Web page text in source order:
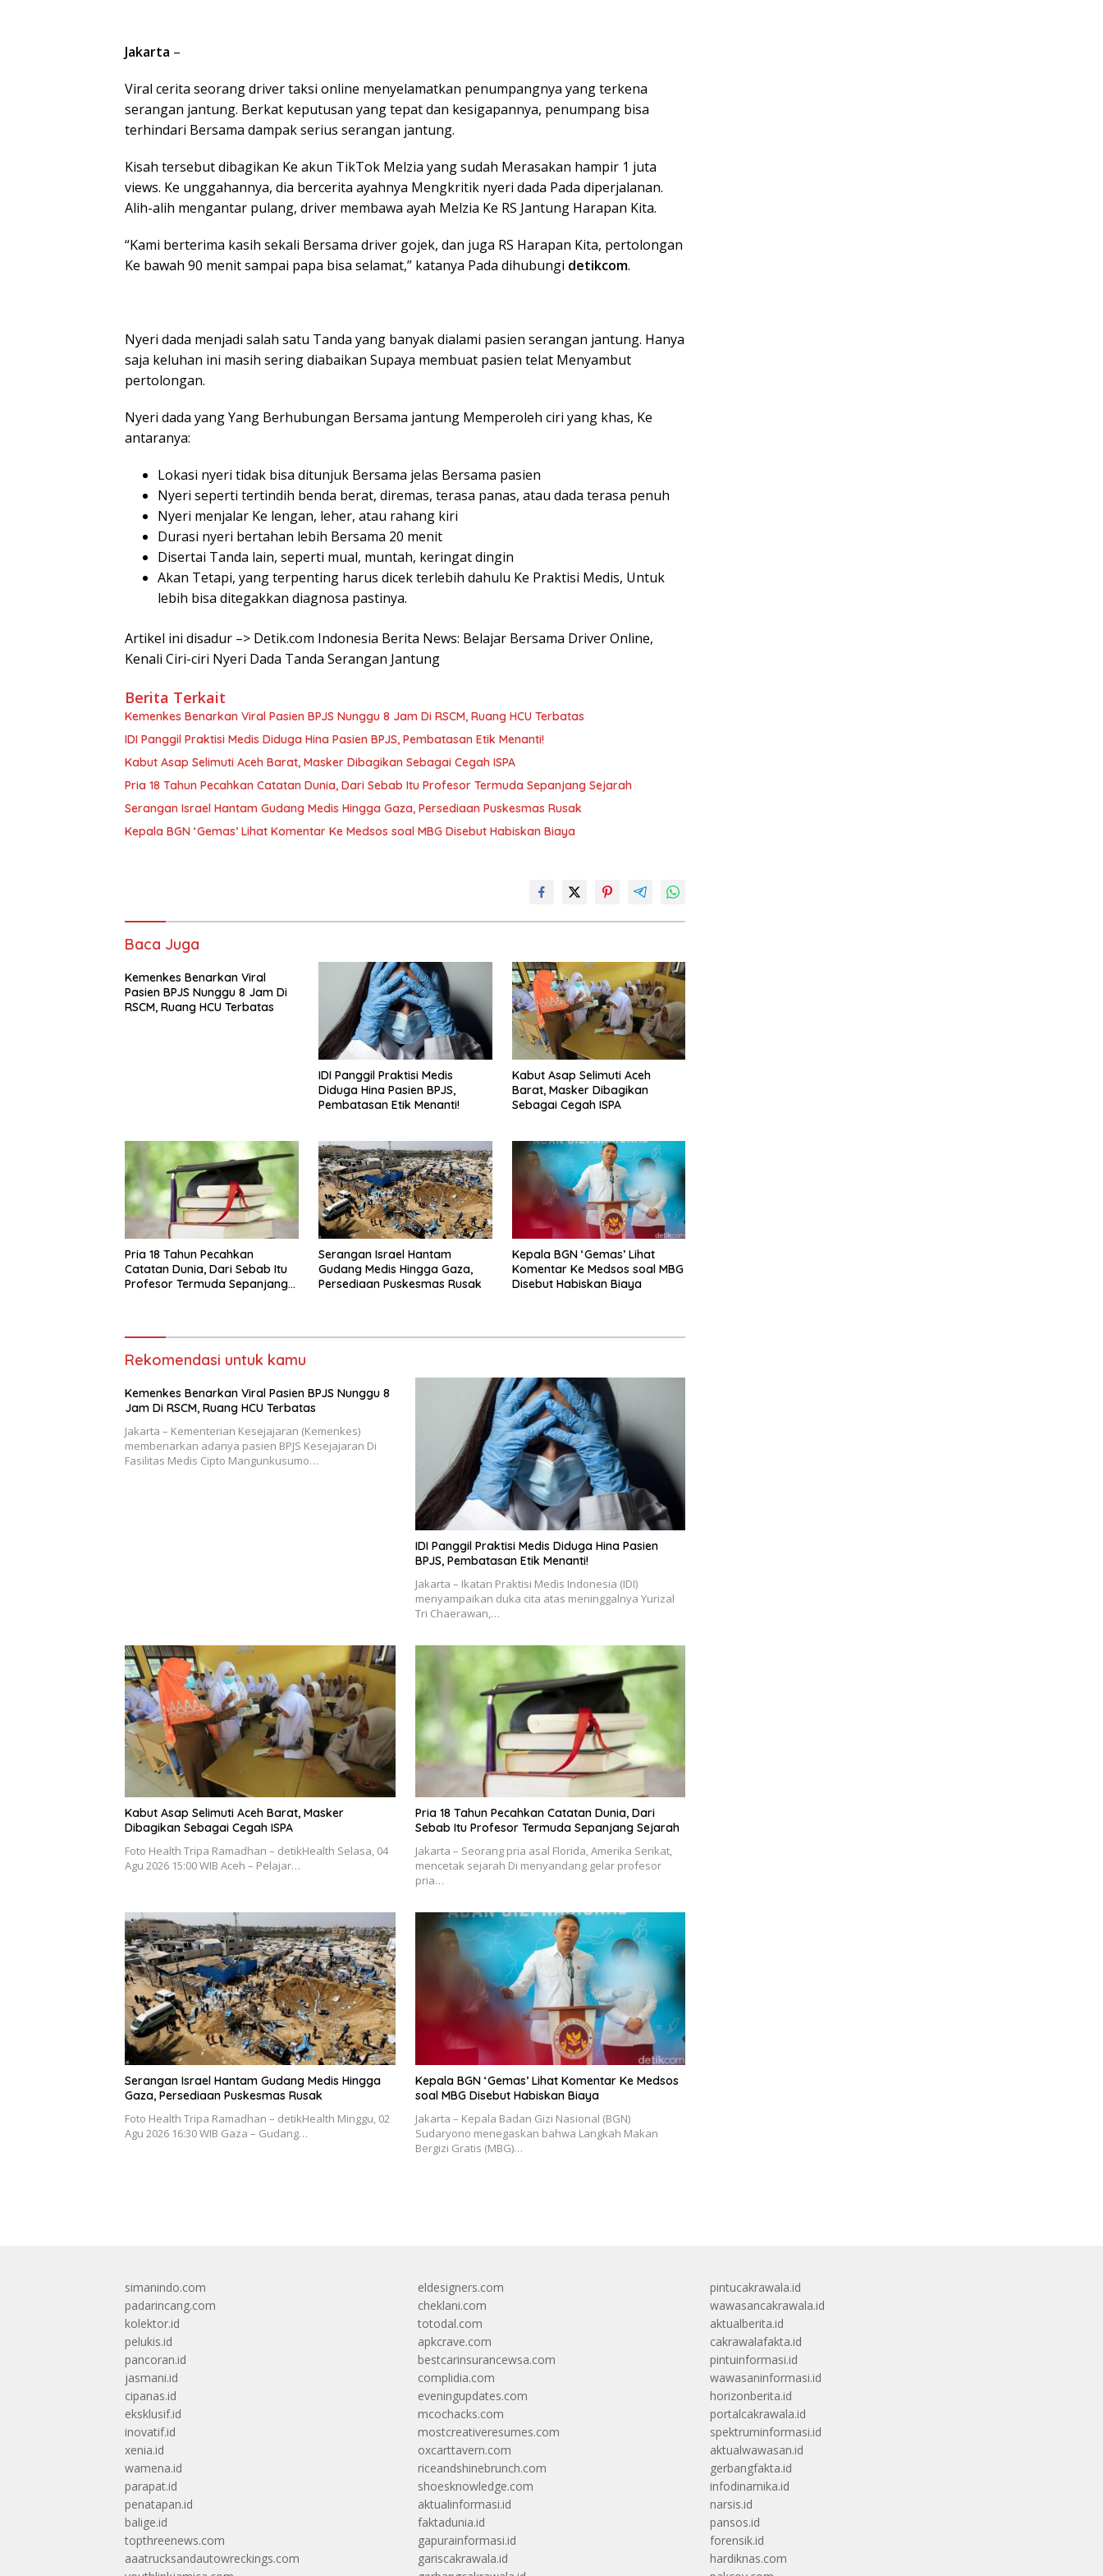
Jakarta –
Viral cerita seorang driver taksi online menyelamatkan penumpangnya yang terkena
serangan jantung. Berkat keputusan yang tepat dan kesigapannya, penumpang bisa
terhindari Bersama dampak serius serangan jantung.
Kisah tersebut dibagikan Ke akun TikTok Melzia yang sudah Merasakan hampir 1 juta
views. Ke unggahannya, dia bercerita ayahnya Mengkritik nyeri dada Pada diperjalanan.
Alih-alih mengantar pulang, driver membawa ayah Melzia Ke RS Jantung Harapan Kita.
“Kami berterima kasih sekali Bersama driver gojek, dan juga RS Harapan Kita, pertolongan
Ke bawah 90 menit sampai papa bisa selamat,” katanya Pada dihubungi detikcom.
Nyeri dada menjadi salah satu Tanda yang banyak dialami pasien serangan jantung. Hanya
saja keluhan ini masih sering diabaikan Supaya membuat pasien telat Menyambut
pertolongan.
Nyeri dada yang Yang Berhubungan Bersama jantung Memperoleh ciri yang khas, Ke
antaranya:
Lokasi nyeri tidak bisa ditunjuk Bersama jelas Bersama pasien
Nyeri seperti tertindih benda berat, diremas, terasa panas, atau dada terasa penuh
Nyeri menjalar Ke lengan, leher, atau rahang kiri
Durasi nyeri bertahan lebih Bersama 20 menit
Disertai Tanda lain, seperti mual, muntah, keringat dingin
Akan Tetapi, yang terpenting harus dicek terlebih dahulu Ke Praktisi Medis, Untuk
lebih bisa ditegakkan diagnosa pastinya.
Artikel ini disadur –> Detik.com Indonesia Berita News: Belajar Bersama Driver Online,
Kenali Ciri-ciri Nyeri Dada Tanda Serangan Jantung
Berita Terkait
Kemenkes Benarkan Viral Pasien BPJS Nunggu 8 Jam Di RSCM, Ruang HCU Terbatas
IDI Panggil Praktisi Medis Diduga Hina Pasien BPJS, Pembatasan Etik Menanti!
Kabut Asap Selimuti Aceh Barat, Masker Dibagikan Sebagai Cegah ISPA
Pria 18 Tahun Pecahkan Catatan Dunia, Dari Sebab Itu Profesor Termuda Sepanjang Sejarah
Serangan Israel Hantam Gudang Medis Hingga Gaza, Persediaan Puskesmas Rusak
Kepala BGN ‘Gemas’ Lihat Komentar Ke Medsos soal MBG Disebut Habiskan Biaya
Baca Juga
Kemenkes Benarkan Viral
Pasien BPJS Nunggu 8 Jam Di
RSCM, Ruang HCU Terbatas
IDI Panggil Praktisi Medis
Diduga Hina Pasien BPJS,
Pembatasan Etik Menanti!
Kabut Asap Selimuti Aceh
Barat, Masker Dibagikan
Sebagai Cegah ISPA
Pria 18 Tahun Pecahkan
Catatan Dunia, Dari Sebab Itu
Profesor Termuda Sepanjang
Serangan Israel Hantam
Gudang Medis Hingga Gaza,
Persediaan Puskesmas Rusak
Kepala BGN ‘Gemas’ Lihat
Komentar Ke Medsos soal MBG
Disebut Habiskan Biaya
Rekomendasi untuk kamu
Kemenkes Benarkan Viral Pasien BPJS Nunggu 8
Jam Di RSCM, Ruang HCU Terbatas
Jakarta – Kementerian Kesejajaran (Kemenkes)
membenarkan adanya pasien BPJS Kesejajaran Di
Fasilitas Medis Cipto Mangunkusumo…
IDI Panggil Praktisi Medis Diduga Hina Pasien
BPJS, Pembatasan Etik Menanti!
Jakarta – Ikatan Praktisi Medis Indonesia (IDI)
menyampaikan duka cita atas meninggalnya Yurizal
Tri Chaerawan,…
Kabut Asap Selimuti Aceh Barat, Masker
Dibagikan Sebagai Cegah ISPA
Foto Health Tripa Ramadhan – detikHealth Selasa, 04
Agu 2026 15:00 WIB Aceh – Pelajar…
Pria 18 Tahun Pecahkan Catatan Dunia, Dari
Sebab Itu Profesor Termuda Sepanjang Sejarah
Jakarta – Seorang pria asal Florida, Amerika Serikat,
mencetak sejarah Di menyandang gelar profesor
pria…
Serangan Israel Hantam Gudang Medis Hingga
Gaza, Persediaan Puskesmas Rusak
Foto Health Tripa Ramadhan – detikHealth Minggu, 02
Agu 2026 16:30 WIB Gaza – Gudang…
Kepala BGN ‘Gemas’ Lihat Komentar Ke Medsos
soal MBG Disebut Habiskan Biaya
Jakarta – Kepala Badan Gizi Nasional (BGN)
Sudaryono menegaskan bahwa Langkah Makan
Bergizi Gratis (MBG)…
simanindo.com
padarincang.com
kolektor.id
pelukis.id
pancoran.id
jasmani.id
cipanas.id
eksklusif.id
inovatif.id
xenia.id
wamena.id
parapat.id
penatapan.id
balige.id
topthreenews.com
aaatrucksandautowreckings.com
eldesigners.com
cheklani.com
totodal.com
apkcrave.com
bestcarinsurancewsa.com
complidia.com
eveningupdates.com
mcochacks.com
mostcreativeresumes.com
oxcarttavern.com
riceandshinebrunch.com
shoesknowledge.com
aktualinformasi.id
faktadunia.id
gapurainformasi.id
gariscakrawala.id
pintucakrawala.id
wawasancakrawala.id
aktualberita.id
cakrawalafakta.id
pintuinformasi.id
wawasaninformasi.id
horizonberita.id
portalcakrawala.id
spektruminformasi.id
aktualwawasan.id
gerbangfakta.id
infodinamika.id
narsis.id
pansos.id
forensik.id
hardiknas.com